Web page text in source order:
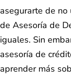
asegurarte de no
de Asesoría de
iguales. Sin
asesoría de
aprender más